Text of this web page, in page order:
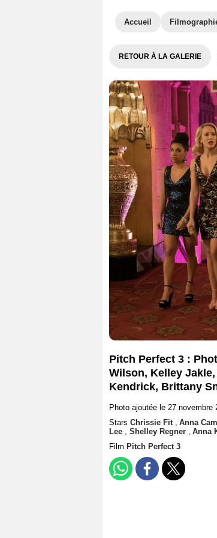
Accueil
RETOUR À LA GALERIE
Pitch Perfect 3 :
Wilson, Kelley Jakle,
Kendrick, Brittany
Photo ajoutée le 27 novembre
Stars Chrissie Fit , Anna
Lee , Shelley Regner , Anna
Film Pitch Perfect 3